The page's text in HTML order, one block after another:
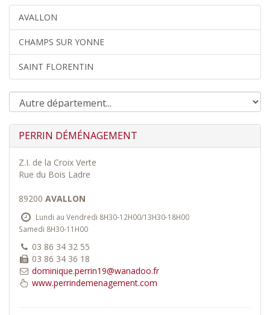
AVALLON
CHAMPS SUR YONNE
SAINT FLORENTIN
PERRIN DÉMÉNAGEMENT
Z.I. de la Croix Verte
Rue du Bois Ladre
89200 AVALLON
Lundi au Vendredi 8H30-12H00/13H30-18H00
Samedi 8H30-11H00
03 86 34 32 55
03 86 34 36 18
dominique.perrin19@wanadoo.fr
www.perrindemenagement.com